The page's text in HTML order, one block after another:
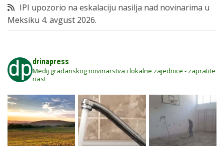
IPI upozorio na eskalaciju nasilja nad novinarima u
Meksiku 4. avgust 2026.
drinapress
Medij građanskog novinarstva i lokalne zajednice - zapratite
nas!